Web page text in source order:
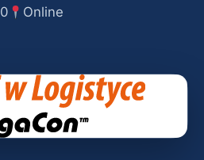
Online